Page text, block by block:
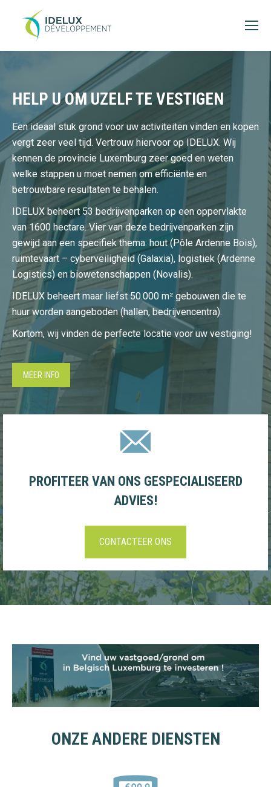
HELP U OM UZELF TE VESTIGEN
Een ideaal stuk grond voor uw activiteiten vinden en kopen
vergt zeer veel tijd. Vertrouw hiervoor op IDELUX. Wij
kennen de provincie Luxemburg zeer goed en weten
welke stappen u moet nemen om efficiënte en
betrouwbare resultaten te behalen.
IDELUX beheert 53 bedrijvenparken op een oppervlakte
van 1600 hectare. Vier van deze bedrijvenparken zijn
gewijd aan een specifiek thema: hout (Pôle Ardenne Bois),
ruimtevaart – cyberveiligheid (Galaxia), logistiek (Ardenne
Logistics) en biowetenschappen (Novalis).
IDELUX beheert maar liefst 50.000 m² gebouwen die te
huur worden aangeboden (hallen, bedrijvencentra).
Kortom, wij vinden de perfecte locatie voor uw vestiging!
MEER INFO
PROFITEER VAN ONS GESPECIALISEERD
ADVIES!
CONTACTEER ONS
ONZE ANDERE DIENSTEN